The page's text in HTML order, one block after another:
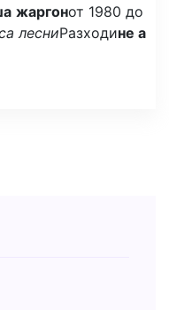
жаргонот 1980 до
лесниРазходине а